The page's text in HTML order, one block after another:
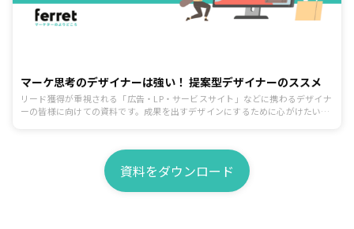
マーケ思考のデザイナーは強い！ 提案型デザイナーのススメ
リード獲得が重視される「広告・LP・サービスサイト」などに携わるデザイナ
ーの皆様に向けての資料です。成果を出すデザインにするために心がけたいポ
資料をダウンロード